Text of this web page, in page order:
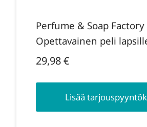
Perfume & Soap
Opettavainen peli
29,98€
Lisää